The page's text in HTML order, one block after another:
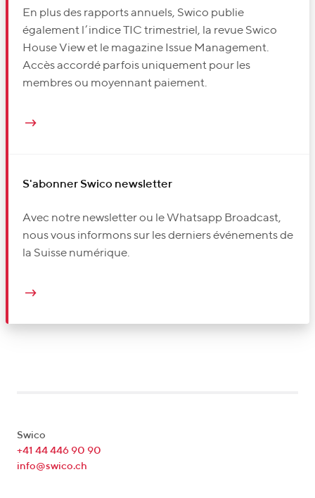
En plus des rapports annuels, Swico publie
également l’indice TIC trimestriel, la revue Swico
House View et le magazine Issue Management.
Accès accordé parfois uniquement pour les
membres ou moyennant paiement.
S'abonner Swico newsletter
Avec notre newsletter ou le Whatsapp Broadcast,
nous vous informons sur les derniers événements de
la Suisse numérique.
Swico
+41 44 446 90 90
info@swico.ch